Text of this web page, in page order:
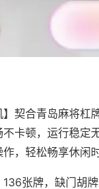
】契合青岛麻将
卡顿，运行稳定
，轻松畅享休闲
张牌，缺门胡